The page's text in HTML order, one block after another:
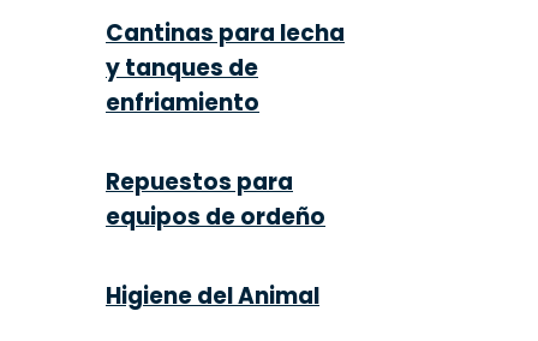
Cantinas para lecha
y tanques de
enfriamiento
Repuestos para
equipos de ordeño
Higiene del Animal